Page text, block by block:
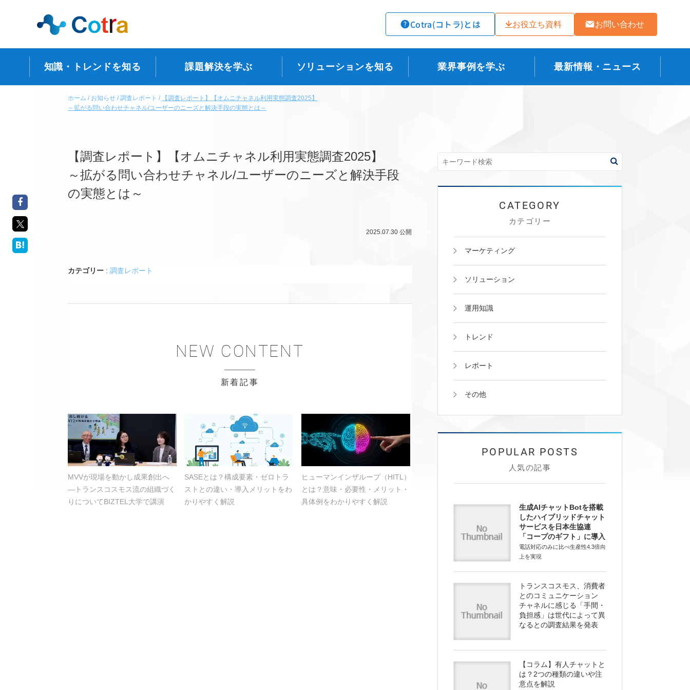
Cotra(コトラ)とは お役立ち資料 お問い合わせ
知識・トレンドを知る 課題解決を学ぶ ソリューションを知る 業界事例を学ぶ 最新情報・ニュース
ホーム お知らせ 調査レポート
【調査レポート】【オムニチャネル利用実態調査2025】
～拡がる問い合わせチャネル/ユーザーのニーズと解決手段の実態とは～
【調査レポート】【オムニチャネル利用実態調査2025】
～拡がる問い合わせチャネル/ユーザーのニーズと解決手段
の実態とは～
2025.07.30 公開
カテゴリー : 調査レポート
新着記事
MVVが現場を動かし成果創出へ
―トランスコスモス流の組織づく
りについてBIZTEL大学で講演
SASEとは？構成要素・ゼロトラ
ストとの違い・導入メリットをわ
かりやすく解説
ヒューマンインザループ（HITL）
とは？意味・必要性・メリット・
具体例をわかりやすく解説
カテゴリー
マーケティング
ソリューション
運用知識
トレンド
レポート
その他
人気の記事
生成AIチャットBotを搭載
したハイブリッドチャット
サービスを日本生協連
「コープのギフト」に導入
電話対応のみに比べ生産性4.3倍向
上を実現
トランスコスモス、消費者
とのコミュニケーション
チャネルに感じる「手間・
負担感」は世代によって異
なるとの調査結果を発表
【コラム】有人チャットと
は？2つの種類の違いや注
意点を解説